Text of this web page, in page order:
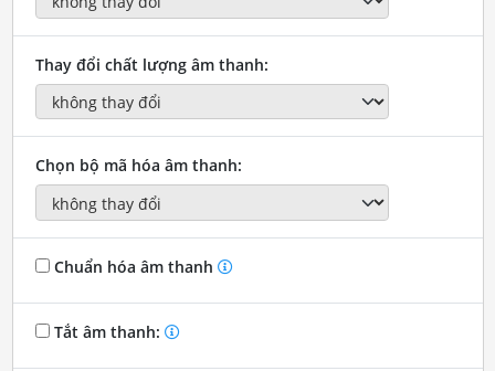
Thay đổi chất lượng âm thanh:
Chọn bộ mã hóa âm thanh:
Chuẩn hóa âm thanh
Tắt âm thanh: